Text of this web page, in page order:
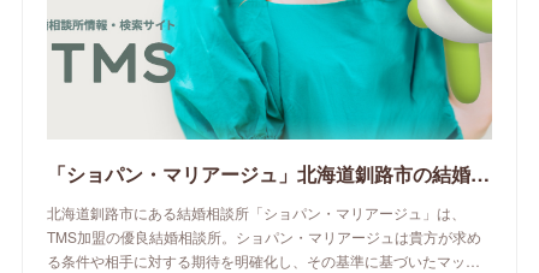
「ショパン・マリアージュ」北海道釧路市の結婚相談所 | TMS（全国結婚相談事業者連盟）公式サイト
北海道釧路市にある結婚相談所「ショパン・マリアージュ」は、
TMS加盟の優良結婚相談所。ショパン・マリアージュは貴方が求め
る条件や相手に対する期待を明確化し、その基準に基づいたマッ…